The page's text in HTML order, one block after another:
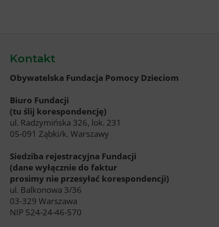
Kontakt
Obywatelska Fundacja Pomocy Dzieciom
Biuro Fundacji
(tu ślij korespondencję)
ul. Radzymińska 326, lok. 231
05-091 Ząbki/k. Warszawy
Siedziba rejestracyjna Fundacji
(dane wyłącznie do faktur
prosimy nie przesyłać korespondencji)
ul. Balkonowa 3/36
03-329 Warszawa
NIP 524-24-46-570